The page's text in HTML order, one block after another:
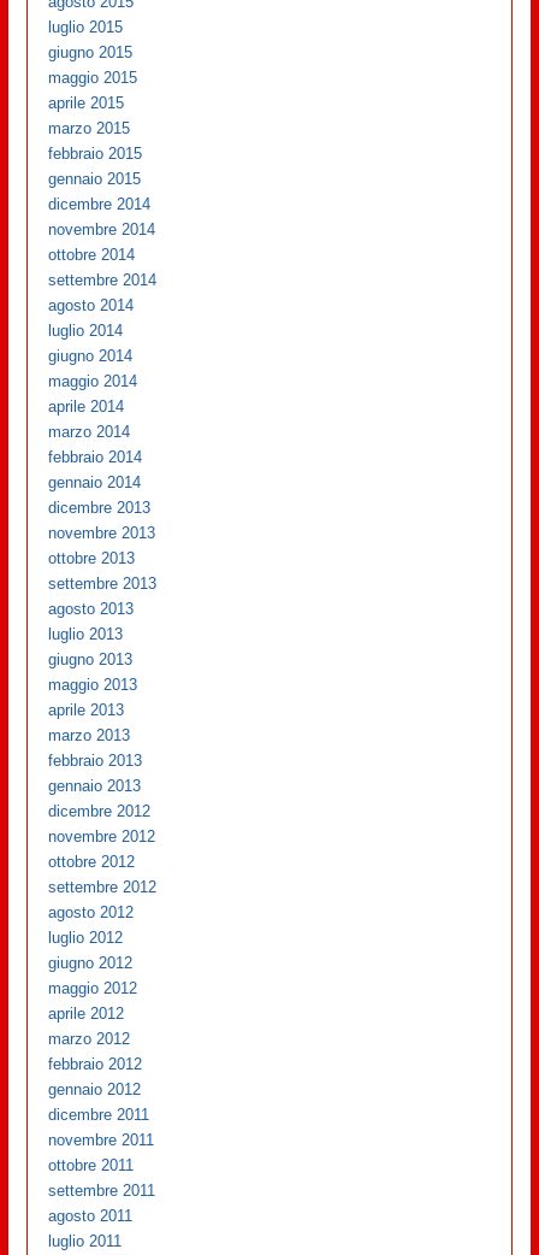
luglio 2015
giugno 2015
maggio 2015
aprile 2015
marzo 2015
febbraio 2015
gennaio 2015
dicembre 2014
novembre 2014
ottobre 2014
settembre 2014
agosto 2014
luglio 2014
giugno 2014
maggio 2014
aprile 2014
marzo 2014
febbraio 2014
gennaio 2014
dicembre 2013
novembre 2013
ottobre 2013
settembre 2013
agosto 2013
luglio 2013
giugno 2013
maggio 2013
aprile 2013
marzo 2013
febbraio 2013
gennaio 2013
dicembre 2012
novembre 2012
ottobre 2012
settembre 2012
agosto 2012
luglio 2012
giugno 2012
maggio 2012
aprile 2012
marzo 2012
febbraio 2012
gennaio 2012
dicembre 2011
novembre 2011
ottobre 2011
settembre 2011
agosto 2011
luglio 2011